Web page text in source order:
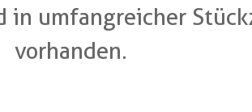
in umfangreicher
vorhanden.